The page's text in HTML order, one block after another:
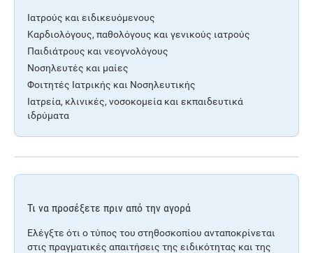
Ιατρούς και ειδικευόμενους
Καρδιολόγους, παθολόγους και γενικούς ιατρούς
Παιδιάτρους και νεογνολόγους
Νοσηλευτές και μαίες
Φοιτητές Ιατρικής και Νοσηλευτικής
Ιατρεία, κλινικές, νοσοκομεία και εκπαιδευτικά
ιδρύματα
Τι να προσέξετε πριν από την αγορά
Ελέγξτε ότι ο τύπος του στηθοσκοπίου ανταποκρίνεται
στις πραγματικές απαιτήσεις της ειδικότητας και της